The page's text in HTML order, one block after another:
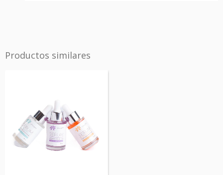
Productos similares